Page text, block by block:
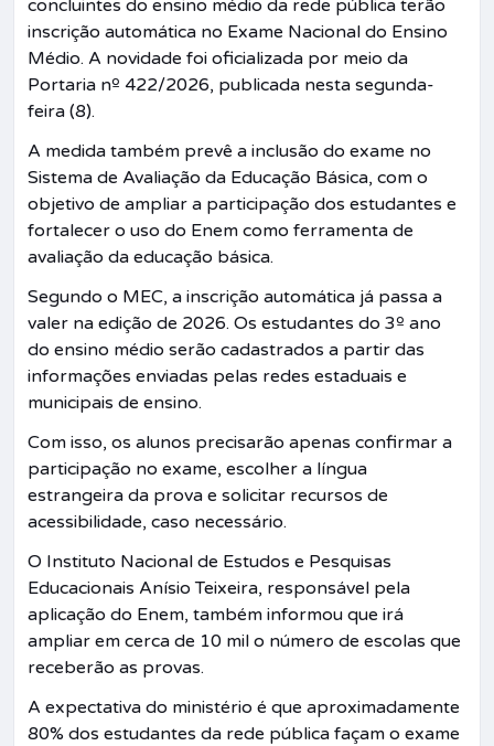
concluintes do ensino médio da rede pública terão
inscrição automática no Exame Nacional do Ensino
Médio. A novidade foi oficializada por meio da
Portaria nº 422/2026, publicada nesta segunda-
feira (8).
A medida também prevê a inclusão do exame no
Sistema de Avaliação da Educação Básica, com o
objetivo de ampliar a participação dos estudantes e
fortalecer o uso do Enem como ferramenta de
avaliação da educação básica.
Segundo o MEC, a inscrição automática já passa a
valer na edição de 2026. Os estudantes do 3º ano
do ensino médio serão cadastrados a partir das
informações enviadas pelas redes estaduais e
municipais de ensino.
Com isso, os alunos precisarão apenas confirmar a
participação no exame, escolher a língua
estrangeira da prova e solicitar recursos de
acessibilidade, caso necessário.
O Instituto Nacional de Estudos e Pesquisas
Educacionais Anísio Teixeira, responsável pela
aplicação do Enem, também informou que irá
ampliar em cerca de 10 mil o número de escolas que
receberão as provas.
A expectativa do ministério é que aproximadamente
80% dos estudantes da rede pública façam o exame